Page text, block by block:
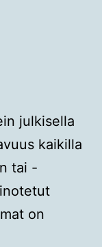
julkisella
kaikilla
tai -
on